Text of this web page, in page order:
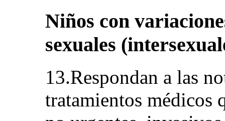
Niños con
sexuales
13.Respondan a las
tratamientos médicos